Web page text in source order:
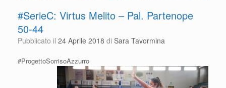
#SerieC: Virtus Melito – Pal. Partenope
50-44
Pubblicato il 24 Aprile 2018 di Sara Tavormina
#ProgettoSorrisoAzzurro